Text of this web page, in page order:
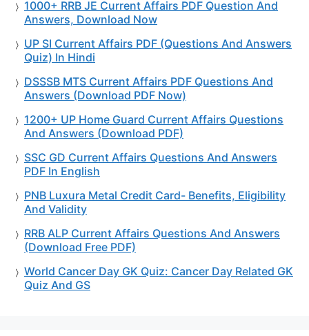
1000+ RRB JE Current Affairs PDF Question And
Answers, Download Now
UP SI Current Affairs PDF (Questions And Answers
Quiz) In Hindi
DSSSB MTS Current Affairs PDF Questions And
Answers (Download PDF Now)
1200+ UP Home Guard Current Affairs Questions
And Answers (Download PDF)
SSC GD Current Affairs Questions And Answers
PDF In English
PNB Luxura Metal Credit Card- Benefits, Eligibility
And Validity
RRB ALP Current Affairs Questions And Answers
(Download Free PDF)
World Cancer Day GK Quiz: Cancer Day Related GK
Quiz And GS